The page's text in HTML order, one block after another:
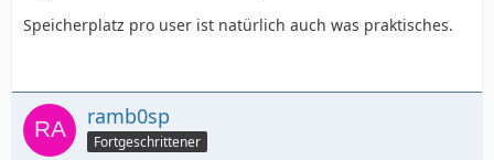
Speicherplatz pro user ist natürlich auch was praktisches.
ramb0sp
Fortgeschrittener